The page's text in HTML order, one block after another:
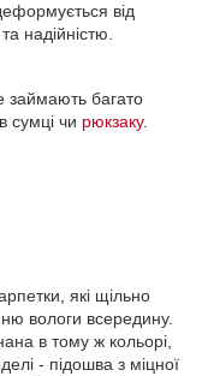
від
надійністю.
займають багато
сумці чи рюкзаку.
які щільно
вологи всередину.
в тому ж кольорі,
- підошва з міцної